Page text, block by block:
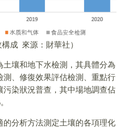
構成 來源：財華社）
壤和地下水檢測，其具體分為
、修復效果評估檢測、重點行
染狀況普查，其中場地調查佔
的分析方法測定土壤的各項理化